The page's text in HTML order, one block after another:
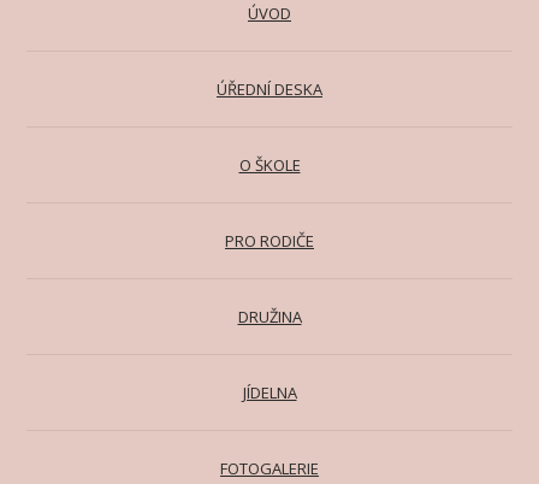
ÚVOD
ÚŘEDNÍ DESKA
O ŠKOLE
PRO RODIČE
DRUŽINA
JÍDELNA
FOTOGALERIE